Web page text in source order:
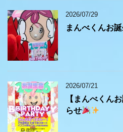
2026/07/29
まんべくんお
2026/07/21
【まんべくん
らせ